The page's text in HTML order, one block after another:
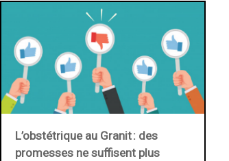
L’obstétrique au ­Granit : des
promesses ne suffisent plus